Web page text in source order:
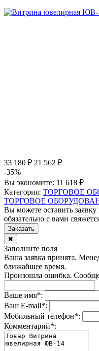
33 180 ₽ 21 562 ₽
-35%
Вы экономите: 11 618 ₽
Категория: ТОРГОВОЕ
ТОРГОВОЕ
Вы можете оставить
обязательно с вами
Заказать
✖
Заполните поля
Ваша заявка принята.
ближайшее время.
Произошла ошибка.
Ваше имя*:
Ваш E-mail*:
Мобильный телефон*:
Комментарий*: